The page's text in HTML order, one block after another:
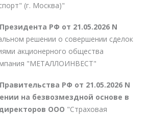
(г. Москва)"
РФ от 21.05.2026 N
решении о совершении сделок
акционерного общества
"МЕТАЛЛОИНВЕСТ"
РФ от 21.05.2026 N
на безвозмездной основе в
ООО "Страховая